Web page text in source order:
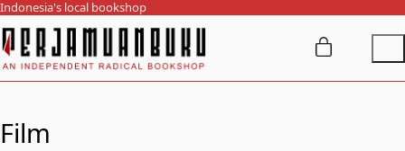
Indonesia's local bookshop
Film